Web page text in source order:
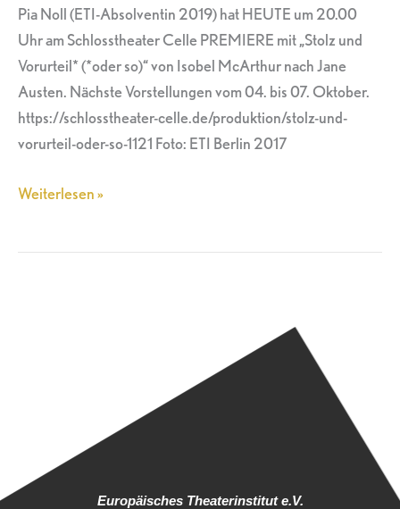
Pia Noll (ETI-Absolventin 2019) hat HEUTE um 20.00
Uhr am Schlosstheater Celle PREMIERE mit „Stolz und
Vorurteil* (*oder so)“ von Isobel McArthur nach Jane
Austen. Nächste Vorstellungen vom 04. bis 07. Oktober.
https://schlosstheater-celle.de/produktion/stolz-und-
vorurteil-oder-so-1121 Foto: ETI Berlin 2017
Vorurteil*
(*oder
so)“
Weiterlesen »
Europäisches Theaterinstitut e.V.